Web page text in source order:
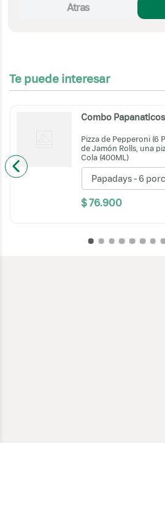
Atras
Te puede interesar
Combo Papanaticos
Pizza de Pepperoni (6
de Jamón Rolls, una
Cola (400ML)
Papadays - 6
$76.900